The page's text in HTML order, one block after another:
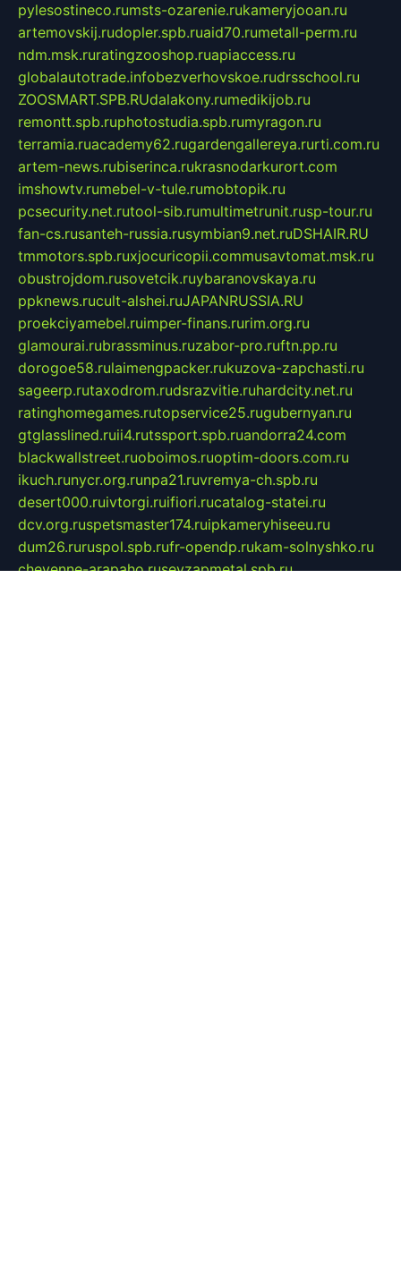
pylesostineco.rumsts-ozarenie.rukameryjooan.ru
artemovskij.rudopler.spb.ruaid70.rumetall-perm.ru
ndm.msk.ruratingzooshop.ruapiaccess.ru
globalautotrade.infobezverhovskoe.rudrsschool.ru
ZOOSMART.SPB.RUdalakony.rumedikijob.ru
remontt.spb.ruphotostudia.spb.rumyragon.ru
terramia.ruacademy62.rugardengallereya.rurti.com.ru
artem-news.rubiserinca.rukrasnodarkurort.com
imshowtv.rumebel-v-tule.rumobtopik.ru
pcsecurity.net.rutool-sib.rumultimetrunit.rusp-tour.ru
fan-cs.rusanteh-russia.rusymbian9.net.ruDSHAIR.RU
tmmotors.spb.ruxjocuricopii.commusavtomat.msk.ru
obustrojdom.rusovetcik.ruybaranovskaya.ru
ppknews.rucult-alshei.ruJAPANRUSSIA.RU
proekciyamebel.ruimper-finans.rurim.org.ru
glamourai.rubrassminus.ruzabor-pro.ruftn.pp.ru
dorogoe58.rulaimengpacker.rukuzova-zapchasti.ru
sageerp.rutaxodrom.rudsrazvitie.ruhardcity.net.ru
ratinghomegames.rutopservice25.rugubernyan.ru
gtglasslined.ruii4.rutssport.spb.ruandorra24.com
blackwallstreet.ruoboimos.ruoptim-doors.com.ru
ikuch.runycr.org.runpa21.ruvremya-ch.spb.ru
desert000.ruivtorgi.ruifiori.rucatalog-statei.ru
dcv.org.ruspetsmaster174.ruipkameryhiseeu.ru
dum26.ruruspol.spb.rufr-opendp.rukam-solnyshko.ru
cheyenne-arapaho.rusevzapmetal.spb.ru